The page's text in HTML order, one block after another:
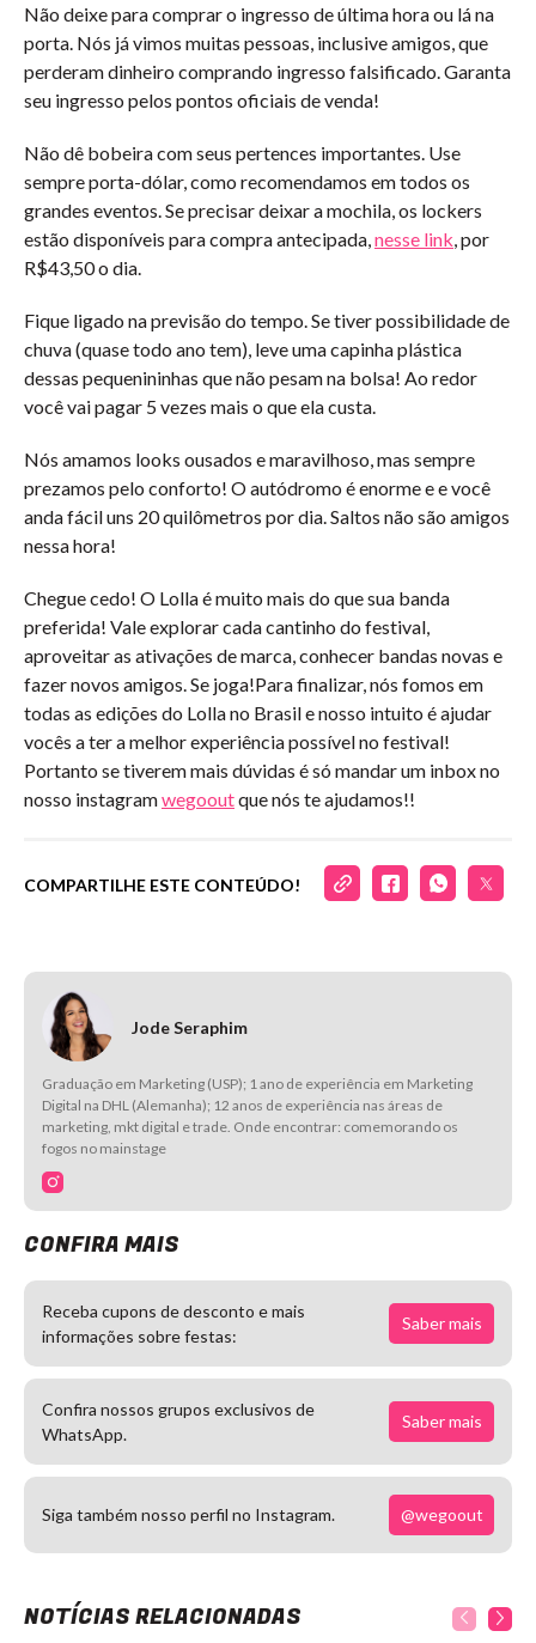
Não deixe para comprar o ingresso de última hora ou lá na
porta. Nós já vimos muitas pessoas, inclusive amigos, que
perderam dinheiro comprando ingresso falsificado. Garanta
seu ingresso pelos pontos oficiais de venda!
Não dê bobeira com seus pertences importantes. Use
sempre porta-dólar, como recomendamos em todos os
grandes eventos. Se precisar deixar a mochila, os lockers
estão disponíveis para compra antecipada, nesse link , por
R$43,50 o dia.
Fique ligado na previsão do tempo. Se tiver possibilidade de
chuva (quase todo ano tem), leve uma capinha plástica
dessas pequenininhas que não pesam na bolsa! Ao redor
você vai pagar 5 vezes mais o que ela custa.
Nós amamos looks ousados e maravilhoso, mas sempre
prezamos pelo conforto! O autódromo é enorme e e você
anda fácil uns 20 quilômetros por dia. Saltos não são amigos
nessa hora!
Chegue cedo! O Lolla é muito mais do que sua banda
preferida! Vale explorar cada cantinho do festival,
aproveitar as ativações de marca, conhecer bandas novas e
fazer novos amigos. Se joga!Para finalizar, nós fomos em
todas as edições do Lolla no Brasil e nosso intuito é ajudar
vocês a ter a melhor experiência possível no festival!
Portanto se tiverem mais dúvidas é só mandar um inbox no
nosso instagramwegooutque nós te ajudamos!!
COMPARTILHE ESTE CONTEÚDO!
Jode Seraphim
Graduação em Marketing (USP); 1 ano de experiência em Marketing
Digital na DHL (Alemanha); 12 anos de experiência nas áreas de
marketing, mkt digital e trade. Onde encontrar: comemorando os
fogos no mainstage
CONFIRA MAIS
Receba cupons de desconto e mais
informações sobre festas:
Saber mais
Confira nossos grupos exclusivos de
WhatsApp.
Saber mais
Siga também nosso perfil no Instagram. @wegoout
NOTÍCIAS RELACIONADAS